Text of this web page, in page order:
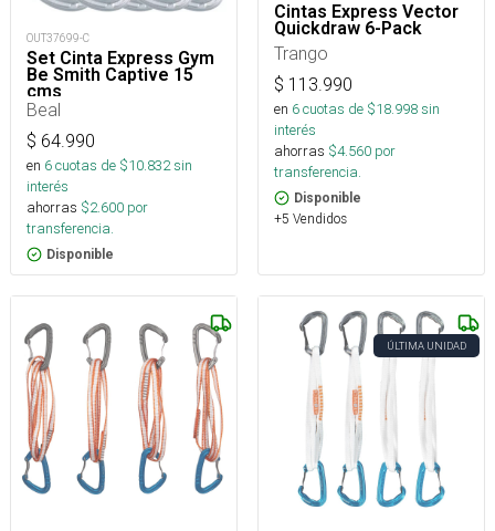
OUT37699-C
Set Cinta Express Gym
Be Smith Captive 15
cms
Beal
$ 64.990
en 6cuotas de $10.832sin
interés
ahorras $2.600 por
transferencia.
Disponible
Cintas Express Vector
Quickdraw 6-Pack
Trango
$ 113.990
en 6cuotas de $18.998sin
interés
ahorras $4.560 por
transferencia.
Disponible
+5 Vendidos
ÚLTIMA UNIDAD